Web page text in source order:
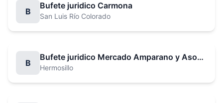
B
Bufete juridico Carmona
San Luis Río Colorado
B
Bufete juridico Mercado Amparano y Asociados
Hermosillo